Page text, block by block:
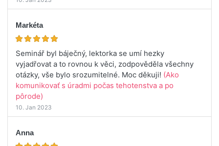
Markéta
Seminář byl báječný, lektorka se umí hezky
vyjadřovat a to rovnou k věci, zodpověděla všechny
otázky, vše bylo srozumitelné. Moc děkuji! (Ako
komunikovať s úradmi počas tehotenstva a po
pôrode)
10. Jan 2023
Anna